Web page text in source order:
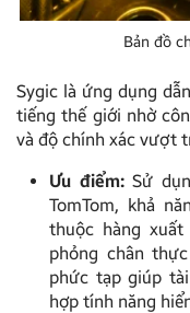
Bản đồ
Sygic là ứng dụng
tiếng thế giới nhờ
và độ chính xác vượt
Ưu điểm:Sử
TomTom, khả
thuộc hàng
phỏng chân
phức tạp giúp
hợp tính năng